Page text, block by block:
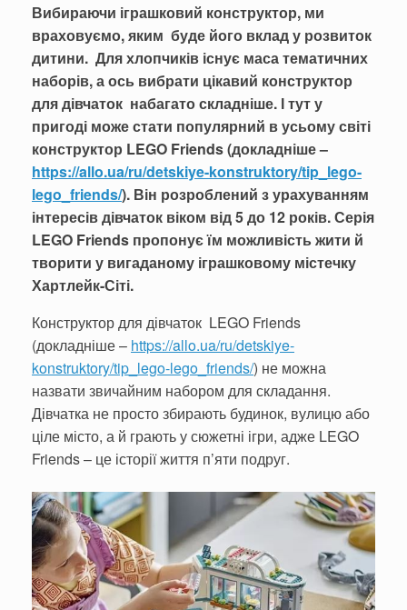
Вибираючи іграшковий конструктор, ми
враховуємо, яким буде його вклад у розвиток
дитини. Для хлопчиків існує маса тематичних
наборів, а ось вибрати цікавий конструктор
для дівчаток набагато складніше. І тут у
пригоді може стати популярний в усьому світі
конструктор LEGO Friends (докладніше –
https://allo.ua/ru/detskiye-konstruktory/tip_lego-
lego_friends/). Він розроблений з урахуванням
інтересів дівчаток віком від 5 до 12 років. Серія
LEGO Friends пропонує їм можливість жити й
творити у вигаданому іграшковому містечку
Хартлейк-Сіті.
Конструктор для дівчаток LEGO Friends
(докладніше – https://allo.ua/ru/detskiye-
konstruktory/tip_lego-lego_friends/) не можна
назвати звичайним набором для складання.
Дівчатка не просто збирають будинок, вулицю або
ціле місто, а й грають у сюжетні ігри, адже LEGO
Friends – це історії життя п’яти подруг.